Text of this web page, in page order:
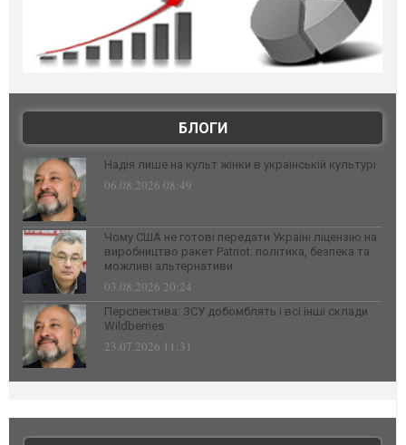
БЛОГИ
Надія лише на культ жінки в українській культурі
06.08.2026 08:49
Чому США не готові передати Україні ліцензію на
виробництво ракет Patriot: політика, безпека та
можливі альтернативи
03.08.2026 20:24
Перспектива: ЗСУ добомблять і всі інші склади
Wildberries
23.07.2026 11:31